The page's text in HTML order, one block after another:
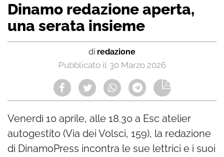
Dinamo redazione aperta,
una serata insieme
di redazione
30 Marzo 2026
Venerdì 10 aprile, alle 18.30 a Esc atelier
autogestito (Via dei Volsci, 159), la redazione
di DinamoPress incontra le sue lettrici e i suoi